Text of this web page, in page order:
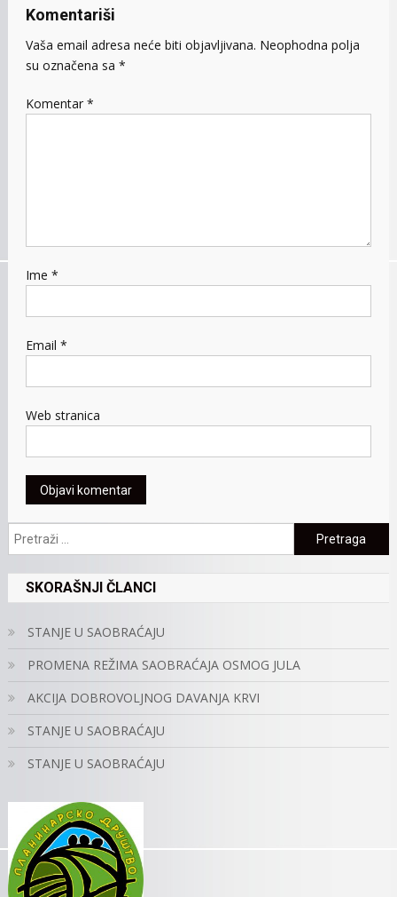
Komentariši
Vaša email adresa neće biti objavljivana. Neophodna polja
su označena sa *
Komentar *
Ime *
Email *
Web stranica
Pretraga:
SKORAŠNJI ČLANCI
STANJE U SAOBRAĆAJU
PROMENA REŽIMA SAOBRAĆAJA OSMOG JULA
AKCIJA DOBROVOLJNOG DAVANJA KRVI
STANJE U SAOBRAĆAJU
STANJE U SAOBRAĆAJU